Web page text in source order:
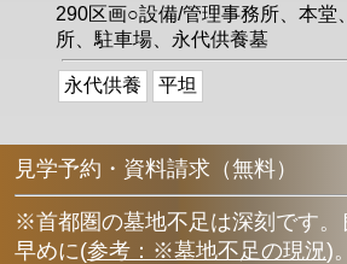
290区画○設備/管理事務所、本堂
所、駐車場、永代供養墓
永代供養 平坦
見学予約・資料請求（無料）
※首都圏の墓地不足は深刻です。
早めに(参考：※墓地不足の現況)。